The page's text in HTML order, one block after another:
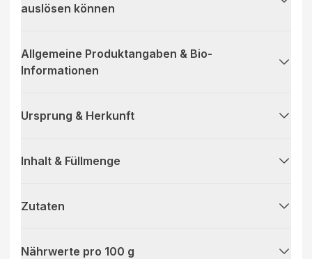
auslösen können
Allgemeine Produktangaben & Bio-
Informationen
Ursprung & Herkunft
Inhalt & Füllmenge
Zutaten
Nährwerte pro 100 g